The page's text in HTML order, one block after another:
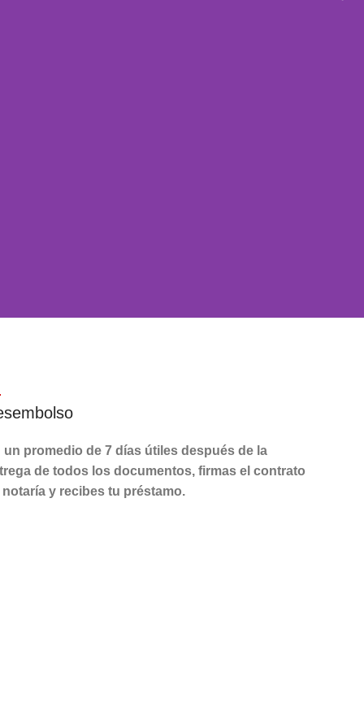
un promedio de 7 días útiles después de la
de todos los documentos, firmas el contrato
notaría y recibes tu préstamo.